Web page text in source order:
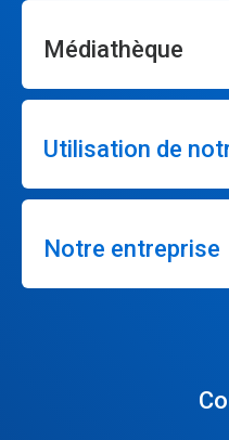
Médiathèque
Utilisation de
Notre entreprise